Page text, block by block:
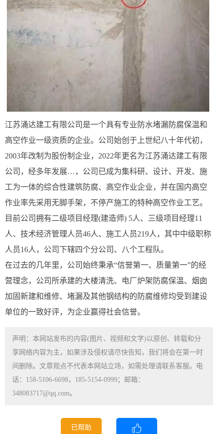
江苏涌达建工有限公司是一个具有专业防水堵漏防腐保温和
高空作业一级资质的企业。公司始创于上世纪八十年代初，
2003年改制为股份制企业，2022年更名为江苏涌达建工有限
公司，经多年发展…，公司已成为集科研、设计、开发、施
工为一体的综合性建筑防腐、高空作业企业，并在国内高空
作业率先采用无脚手架，不停产施工的特种高空作业工艺。
目前公司拥有二级项目经理(建造师) 5人、三级项目经理11
人、技术经济管理人员46人、施工人员219人，其中中级职称
人员16人，公司下辖四个分公司、八个工程队。
在过去的几年里，公司始终秉承“信誉第一、质量第一”的经
营理念，公司所承建的大楼清洗、电厂炉架防腐保温、烟囱
加固新建和维修、堵漏及其他钢结构的防腐维修均受到建设
单位的一致好评，为企业赢得社会信誉。
声明：本网站发布的内容(图片、视频和文字)以原创、转载和分
享网络内容为主，如果涉及侵权请尽快告知，我们将会在第一时
间删除。文章观点不代表本网站立场，如需处理请联系客服。电
话：158-5106-6698，185-5154-0999；邮箱：
348083717@qq.com。
已帮助